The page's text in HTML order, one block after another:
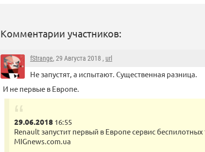
Комментарии участников:
fStrange, 29 Августа 2018 , url
Не запустят, а испытают. Существенная разница.
И не первые в Европе.
29.06.2018 16:55
Renault запустит первый в Европе сервис
MIGnews.com.ua